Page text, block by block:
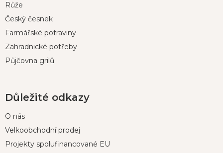
Růže
Český česnek
Farmářské potraviny
Zahradnické potřeby
Půjčovna grilů
Důležité odkazy
O nás
Velkoobchodní prodej
Projekty spolufinancované EU